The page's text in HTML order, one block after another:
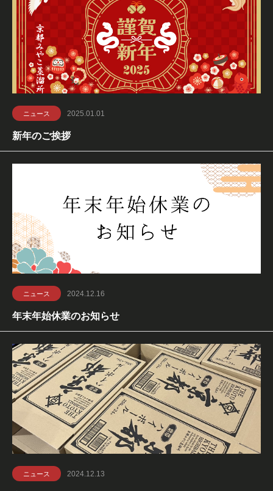
ニュース 2025.01.01
新年のご挨拶
ニュース 2024.12.16
年末年始休業のお知らせ
ニュース 2024.12.13